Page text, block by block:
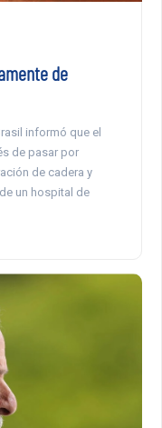
de
informó que el
de pasar por
de cadera y
un hospital de